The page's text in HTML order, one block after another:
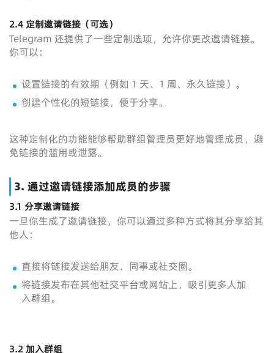
2.4 定制邀请链接（可选）
Telegram 还提供了一些定制选项，允许你更改邀请链接。
你可以：
设置链接的有效期（例如 1 天、1 周、永久链接）。
创建个性化的短链接，便于分享。
这种定制化的功能能够帮助群组管理员更好地管理成员，避
免链接的滥用或泄露。
3. 通过邀请链接添加成员的步骤
3.1 分享邀请链接
一旦你生成了邀请链接，你可以通过多种方式将其分享给其
他人：
直接将链接发送给朋友、同事或社交圈。
将链接发布在其他社交平台或网站上，吸引更多人加
入群组。
3.2 加入群组